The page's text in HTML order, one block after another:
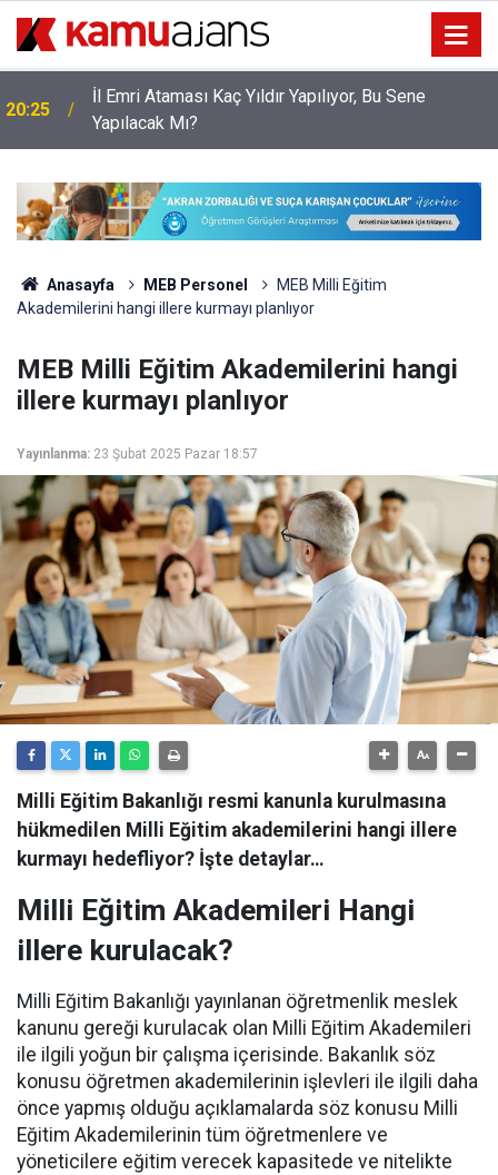
20:25
İl Emri Ataması Kaç Yıldır Yapılıyor, Bu Sene
Yapılacak Mı?
Anasayfa MEB Personel
MEB Milli Eğitim
Akademilerini hangi illere kurmayı planlıyor
MEB Milli Eğitim Akademilerini hangi
illere kurmayı planlıyor
Yayınlanma: 23 Şubat 2025 Pazar 18:57
Milli Eğitim Bakanlığı resmi kanunla kurulmasına
hükmedilen Milli Eğitim akademilerini hangi illere
kurmayı hedefliyor? İşte detaylar…
Milli Eğitim Akademileri Hangi
illere kurulacak?
Milli Eğitim Bakanlığı yayınlanan öğretmenlik meslek
kanunu gereği kurulacak olan Milli Eğitim Akademileri
ile ilgili yoğun bir çalışma içerisinde. Bakanlık söz
konusu öğretmen akademilerinin işlevleri ile ilgili daha
önce yapmış olduğu açıklamalarda söz konusu Milli
Eğitim Akademilerinin tüm öğretmenlere ve
yöneticilere eğitim verecek kapasitede ve nitelikte